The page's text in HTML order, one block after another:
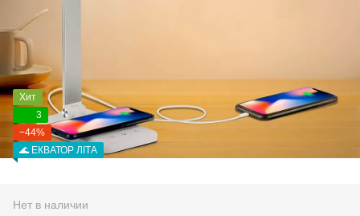
Хит
3
−44%
🌊 ЕКВАТОР ЛІТА
Нет в наличии